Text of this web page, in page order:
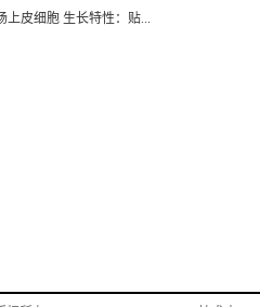
上皮细胞 生长特性：贴...